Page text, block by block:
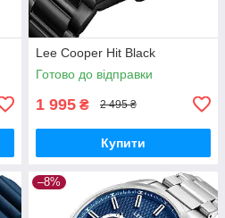
Lee Cooper Hit Black
Готово до відправки
1 995 ₴ 2 495 ₴
Купити
–8%